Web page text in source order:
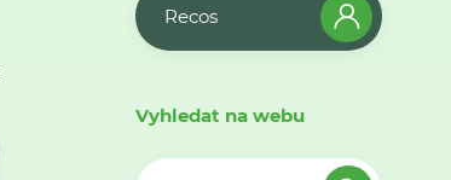
Recos
Vyhledat na webu